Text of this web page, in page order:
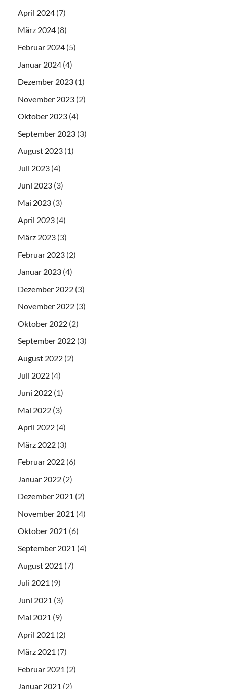
April 2024 (7)
März 2024 (8)
Februar 2024 (5)
Januar 2024 (4)
Dezember 2023 (1)
November 2023 (2)
Oktober 2023 (4)
September 2023 (3)
August 2023 (1)
Juli 2023 (4)
Juni 2023 (3)
Mai 2023 (3)
April 2023 (4)
März 2023 (3)
Februar 2023 (2)
Januar 2023 (4)
Dezember 2022 (3)
November 2022 (3)
Oktober 2022 (2)
September 2022 (3)
August 2022 (2)
Juli 2022 (4)
Juni 2022 (1)
Mai 2022 (3)
April 2022 (4)
März 2022 (3)
Februar 2022 (6)
Januar 2022 (2)
Dezember 2021 (2)
November 2021 (4)
Oktober 2021 (6)
September 2021 (4)
August 2021 (7)
Juli 2021 (9)
Juni 2021 (3)
Mai 2021 (9)
April 2021 (2)
März 2021 (7)
Februar 2021 (2)
Januar 2021 (2)